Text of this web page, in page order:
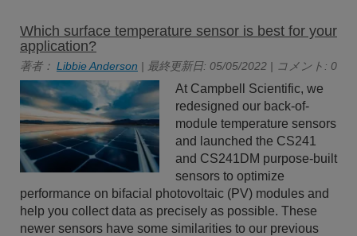
Which surface temperature sensor is best for your
application?
著者： Libbie Anderson | 最終更新日: 05/05/2022 | コメント: 0
At Campbell Scientific, we
redesigned our back-of-
module temperature sensors
and launched the CS241
and CS241DM purpose-built
sensors to optimize
performance on bifacial photovoltaic (PV) modules and
help you collect data as precisely as possible. These
newer sensors have some similarities to our previous